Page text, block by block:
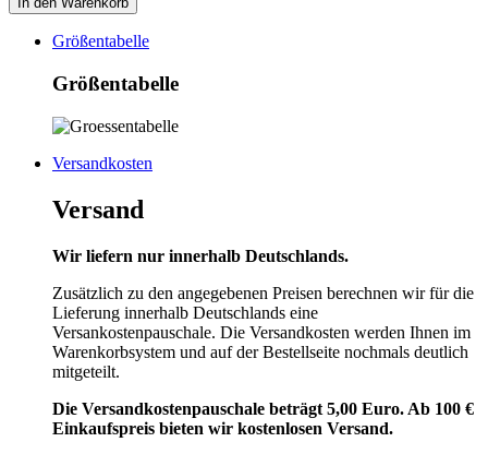
Größentabelle
Größentabelle
Versandkosten
Versand
Wir liefern nur innerhalb Deutschlands.
Zusätzlich zu den angegebenen Preisen berechnen wir für die
Lieferung innerhalb Deutschlands eine
Versankostenpauschale. Die Versandkosten werden Ihnen im
Warenkorbsystem und auf der Bestellseite nochmals deutlich
mitgeteilt.
Die Versandkostenpauschale beträgt 5,00 Euro. Ab 100 €
Einkaufspreis bieten wir kostenlosen Versand.